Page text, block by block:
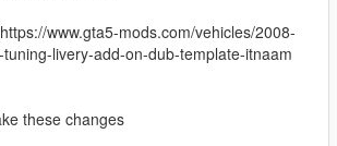
www.gta5-mods.com/vehicles/2008-
livery-add-on-dub-template-itnaam
these changes